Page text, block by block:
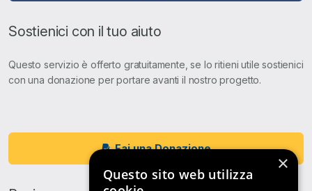
Sostienici con il tuo aiuto
Questo servizio è offerto gratuitamente, se lo ritieni utile sostienici
con una donazione per portare avanti il nostro progetto.
Fai una Donazione
×
Questo sito web utilizza